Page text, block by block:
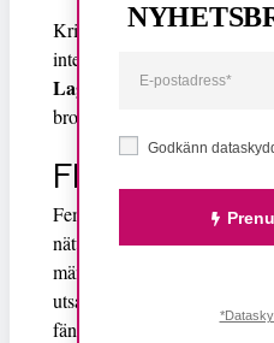
Kriminalvårdens
inte uttala sig om enskilda
Lager
säger till Uppsala
brott inte kommer att
Fler män
Feministiskt Perspektiv
nätverket kring Göran
män var misstänkta för att
utsatt unga tjejer för
fängelse. Tre andra män
Godkänn